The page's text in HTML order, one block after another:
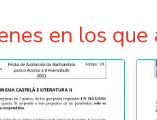
en los que